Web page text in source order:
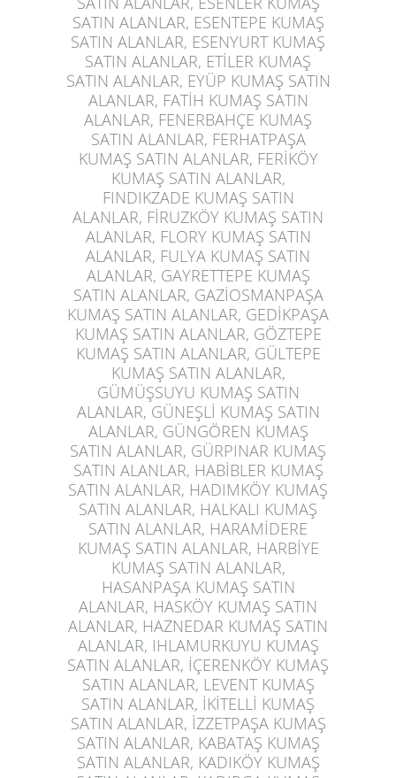
SATIN ALANLAR, ESENTEPE KUMAŞ
SATIN ALANLAR, ESENYURT KUMAŞ
SATIN ALANLAR, ETİLER KUMAŞ
SATIN ALANLAR, EYÜP KUMAŞ SATIN
ALANLAR, FATİH KUMAŞ SATIN
ALANLAR, FENERBAHÇE KUMAŞ
SATIN ALANLAR, FERHATPAŞA
KUMAŞ SATIN ALANLAR, FERİKÖY
KUMAŞ SATIN ALANLAR,
FINDIKZADE KUMAŞ SATIN
ALANLAR, FİRUZKÖY KUMAŞ SATIN
ALANLAR, FLORY KUMAŞ SATIN
ALANLAR, FULYA KUMAŞ SATIN
ALANLAR, GAYRETTEPE KUMAŞ
SATIN ALANLAR, GAZİOSMANPAŞA
KUMAŞ SATIN ALANLAR, GEDİKPAŞA
KUMAŞ SATIN ALANLAR, GÖZTEPE
KUMAŞ SATIN ALANLAR, GÜLTEPE
KUMAŞ SATIN ALANLAR,
GÜMÜŞSUYU KUMAŞ SATIN
ALANLAR, GÜNEŞLİ KUMAŞ SATIN
ALANLAR, GÜNGÖREN KUMAŞ
SATIN ALANLAR, GÜRPINAR KUMAŞ
SATIN ALANLAR, HABİBLER KUMAŞ
SATIN ALANLAR, HADIMKÖY KUMAŞ
SATIN ALANLAR, HALKALI KUMAŞ
SATIN ALANLAR, HARAMİDERE
KUMAŞ SATIN ALANLAR, HARBİYE
KUMAŞ SATIN ALANLAR,
HASANPAŞA KUMAŞ SATIN
ALANLAR, HASKÖY KUMAŞ SATIN
ALANLAR, HAZNEDAR KUMAŞ SATIN
ALANLAR, IHLAMURKUYU KUMAŞ
SATIN ALANLAR, İÇERENKÖY KUMAŞ
SATIN ALANLAR, LEVENT KUMAŞ
SATIN ALANLAR, İKİTELLİ KUMAŞ
SATIN ALANLAR, İZZETPAŞA KUMAŞ
SATIN ALANLAR, KABATAŞ KUMAŞ
SATIN ALANLAR, KADIKÖY KUMAŞ